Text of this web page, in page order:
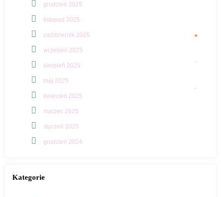
grudzień 2025
listopad 2025
październik 2025
wrzesień 2025
sierpień 2025
maj 2025
kwiecień 2025
marzec 2025
styczeń 2025
grudzień 2024
Kategorie